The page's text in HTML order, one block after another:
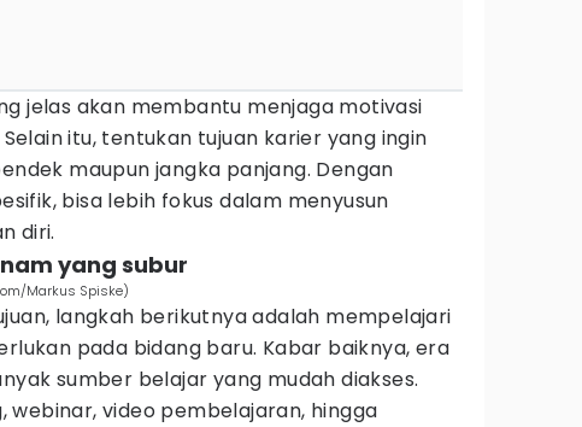
jelas akan membantu menjaga motivasi
itu, tentukan tujuan karier yang ingin
maupun jangka panjang. Dengan
bisa lebih fokus dalam menyusun
diri.
yang subur
Markus Spiske)
langkah berikutnya adalah mempelajari
pada bidang baru. Kabar baiknya, era
sumber belajar yang mudah diakses.
webinar, video pembelajaran, hingga